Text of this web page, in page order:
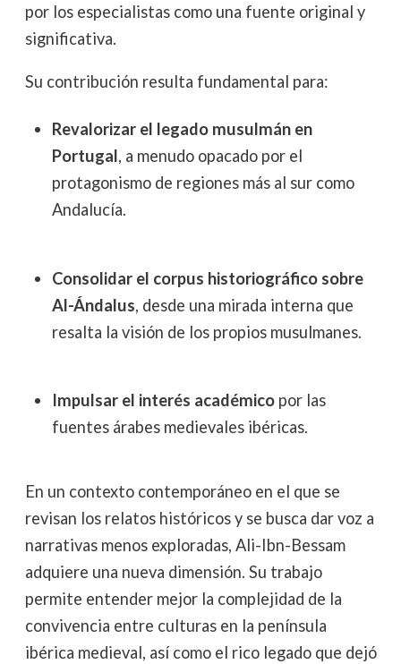
por los especialistas como una fuente original y
significativa.
Su contribución resulta fundamental para:
Revalorizar el legado musulmán en
Portugal, a menudo opacado por el
protagonismo de regiones más al sur como
Andalucía.
Consolidar el corpus historiográfico sobre
Al-Ándalus, desde una mirada interna que
resalta la visión de los propios musulmanes.
Impulsar el interés académicopor las
fuentes árabes medievales ibéricas.
En un contexto contemporáneo en el que se
revisan los relatos históricos y se busca dar voz a
narrativas menos exploradas, Ali-Ibn-Bessam
adquiere una nueva dimensión. Su trabajo
permite entender mejor la complejidad de la
convivencia entre culturas en la península
ibérica medieval, así como el rico legado que dejó